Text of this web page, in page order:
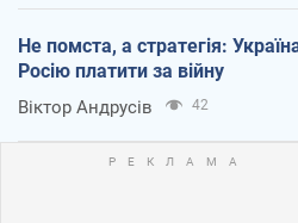
Не помста, а стратегія:
Росію платити за війну
Віктор Андрусів 42